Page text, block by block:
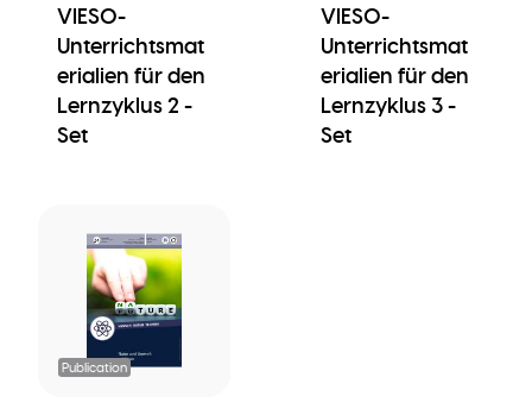
VIESO-
Unterrichtsmat
erialien für den
Lernzyklus 2 -
Set
VIESO-
Unterrichtsmat
erialien für den
Lernzyklus 3 -
Set
Publication